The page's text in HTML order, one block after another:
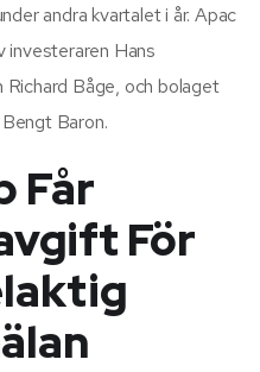
andra kvartalet i år. Apac
investeraren Hans
Båge, och bolaget
Baron.
Får
För